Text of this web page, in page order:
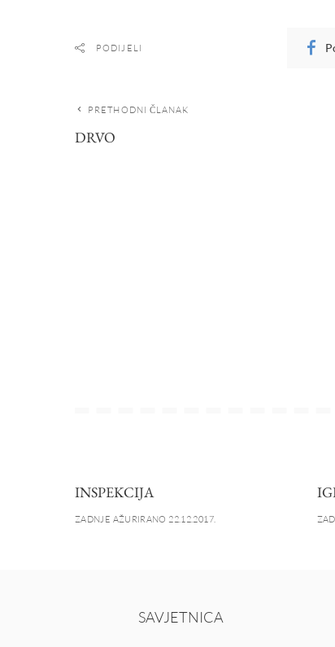
PODIJELI
PRETHODNI ČLANAK
DRVO
INSPEKCIJA
ZADNJE AŽURIRANO 22.12.2017.
SAVJETNICA